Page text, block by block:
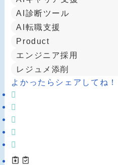
AI診断ツール
AI転職支援
Product
エンジニア採用
レジュメ添削
よかったらシェアしてね！